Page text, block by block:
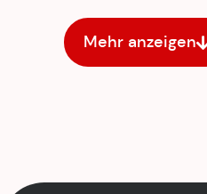
Mehr anzeigen